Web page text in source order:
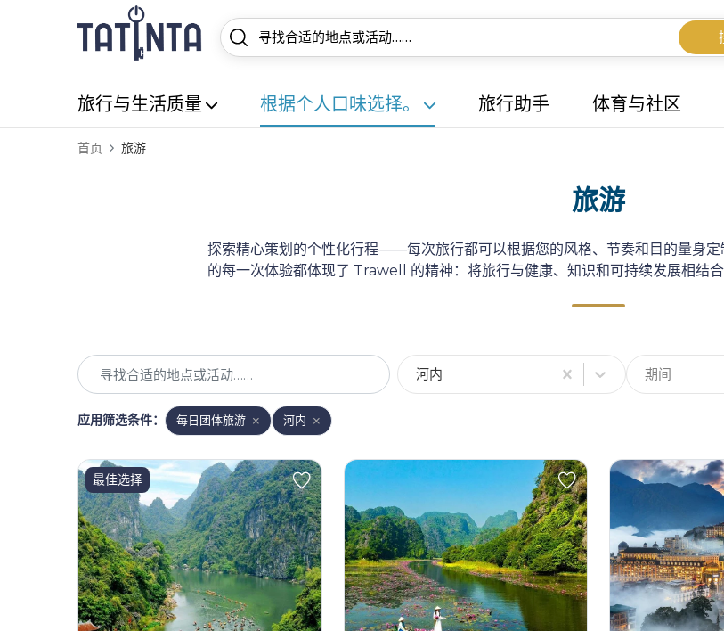
旅行与生活质量 根据个人口味选择。 旅行助手 体育与社区
首页 旅游
旅游
探索精心策划的个性化行程——每次旅行都可以根据您的风格、节奏和目的量身
的每一次体验都体现了 Trawell 的精神：将旅行与健康、知识和可持续发展相结合
河内 期间
应用筛选条件： 每日团体旅游 河内
最佳选择